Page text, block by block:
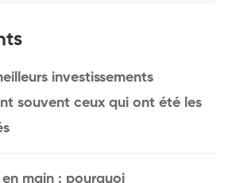
investissements
souvent ceux qui ont été les
main : pourquoi